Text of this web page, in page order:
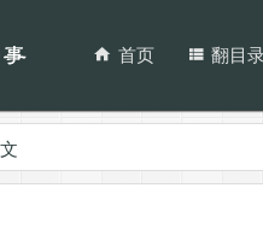
首页 翻目